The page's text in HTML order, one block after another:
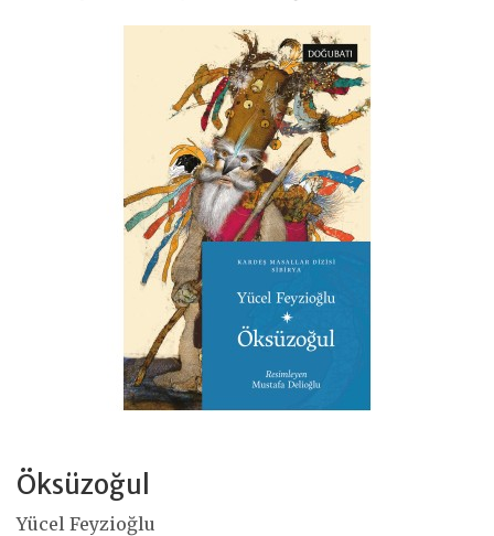
Öksüzoğul
Yücel Feyzioğlu